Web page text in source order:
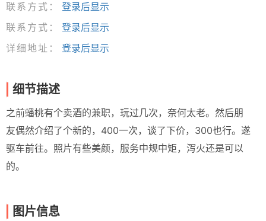
联系方式：
登录后显示
联系方式：
登录后显示
详细地址：
登录后显示
细节描述
之前蟠桃有个卖酒的兼职，玩过几次，奈何太老。然后朋
友偶然介绍了个新的，400一次，谈了下价，300也行。遂
驱车前往。照片有些美颜，服务中规中矩，泻火还是可以
的。
图片信息